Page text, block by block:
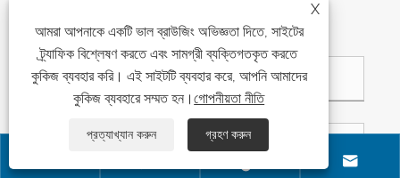

X
আমরা আপনাকে একটি ভাল ব্রাউজিং অভিজ্ঞতা দিতে, সাইটের
ট্র্যাফিক বিশ্লেষণ করতে এবং সামগ্রী ব্যক্তিগতকৃত করতে
কুকিজ ব্যবহার করি। এই সাইটটি ব্যবহার করে, আপনি আমাদের
কুকিজ ব্যবহারে সম্মত হন।গোপনীয়তা নীতি
প্রত্যাখ্যান করুন গ্রহণ করুন